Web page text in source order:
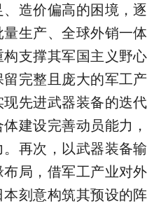
造价偏高的困境，逐
生产、全球外销一体
支撑其军国主义野心
完整且庞大的军工产
先进武器装备的迭代
建设完善动员能力，
再次，以武器装备输
局，借军工产业对外
刻意构筑其预设的阵